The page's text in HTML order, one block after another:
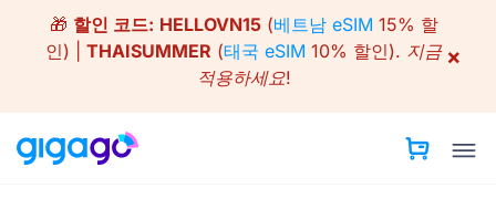
content
🎁 할인 코드: HELLOVN15(베트남 eSIM 15% 할
인) | THAISUMMER (태국 eSIM 10% 할인). 지금
적용하세요!
×